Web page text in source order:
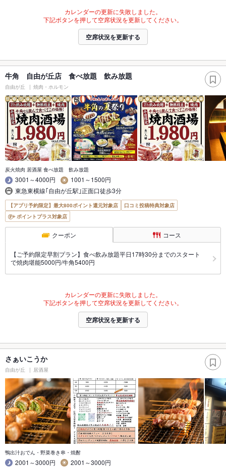
カレンダーの更新に失敗しました。
下記ボタンを押して空席状況を更新してください。
空席状況を更新する
牛角 自由が丘店 食べ放題 飲み放題
自由が丘 焼肉・ホルモン
炭火焼肉 居酒屋 食べ放題 飲み放題
3001～4000円
1001～1500円
東急東横線｢自由が丘駅｣正面口徒歩3分
【アプリ予約限定】最大800ポイント還元対象店
口コミ投稿特典対象店
ポイントプラス対象店
クーポン コース
【ご予約限定早割プラン】食べ飲み放題平日17時30分までのスタート
で焼肉堪能5000円/牛角5400円
カレンダーの更新に失敗しました。
下記ボタンを押して空席状況を更新してください。
空席状況を更新する
さぁいこうか
自由が丘 居酒屋
鴨出汁おでん・野菜巻き串・焼酎
2001～3000円
2001～3000円